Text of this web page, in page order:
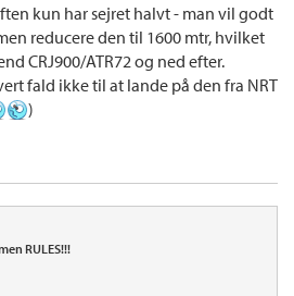
kun har sejret halvt - man vil godt
reducere den til 1600 mtr, hvilket
CRJ900/ATR72 og ned efter.
fald ikke til at lande på den fra NRT
)
RULES!!!